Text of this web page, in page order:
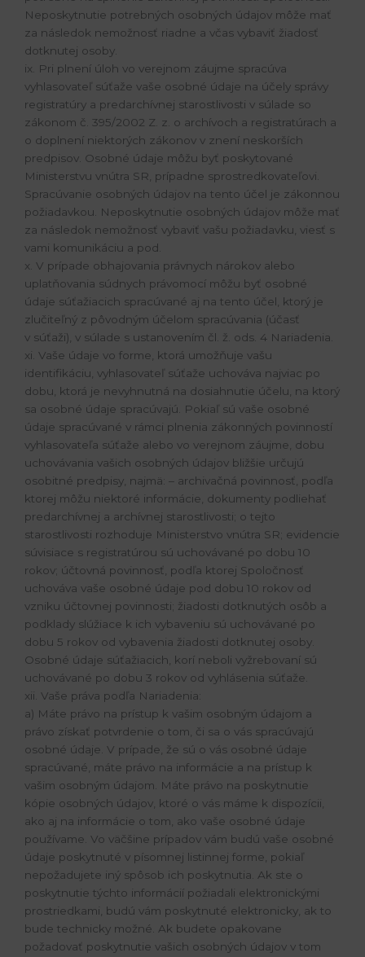
Neposkytnutie potrebných osobných údajov môže mať
za následok nemožnosť riadne a včas vybaviť žiadosť
dotknutej osoby.
ix. Pri plnení úloh vo verejnom záujme spracúva
vyhlasovateľ súťaže vaše osobné údaje na účely správy
registratúry a predarchívnej starostlivosti v súlade so
zákonom č. 395/2002 Z. z. o archívoch a registratúrach a
o doplnení niektorých zákonov v znení neskorších
predpisov. Osobné údaje môžu byť poskytované
Ministerstvu vnútra SR, prípadne sprostredkovateľovi.
Spracúvanie osobných údajov na tento účel je zákonnou
požiadavkou. Neposkytnutie osobných údajov môže mať
za následok nemožnosť vybaviť vašu požiadavku, viesť s
vami komunikáciu a pod.
x. V prípade obhajovania právnych nárokov alebo
uplatňovania súdnych právomocí môžu byť osobné
údaje súťažiacich spracúvané aj na tento účel, ktorý je
zlučiteľný z pôvodným účelom spracúvania (účasť
v súťaži), v súlade s ustanovením čl. ž. ods. 4 Nariadenia.
xi. Vaše údaje vo forme, ktorá umožňuje vašu
identifikáciu, vyhlasovateľ súťaže uchováva najviac po
dobu, ktorá je nevyhnutná na dosiahnutie účelu, na ktorý
sa osobné údaje spracúvajú. Pokiaľ sú vaše osobné
údaje spracúvané v rámci plnenia zákonných povinností
vyhlasovateľa súťaže alebo vo verejnom záujme, dobu
uchovávania vašich osobných údajov bližšie určujú
osobitné predpisy, najmä: – archivačná povinnosť, podľa
ktorej môžu niektoré informácie, dokumenty podliehať
predarchívnej a archívnej starostlivosti; o tejto
starostlivosti rozhoduje Ministerstvo vnútra SR; evidencie
súvisiace s registratúrou sú uchovávané po dobu 10
rokov; účtovná povinnosť, podľa ktorej Spoločnosť
uchováva vaše osobné údaje pod dobu 10 rokov od
vzniku účtovnej povinnosti; žiadosti dotknutých osôb a
podklady slúžiace k ich vybaveniu sú uchovávané po
dobu 5 rokov od vybavenia žiadosti dotknutej osoby.
Osobné údaje súťažiacich, korí neboli vyžrebovaní sú
uchovávané po dobu 3 rokov od vyhlásenia súťaže.
xii. Vaše práva podľa Nariadenia:
a) Máte právo na prístup k vašim osobným údajom a
právo získať potvrdenie o tom, či sa o vás spracúvajú
osobné údaje. V prípade, že sú o vás osobné údaje
spracúvané, máte právo na informácie a na prístup k
vašim osobným údajom. Máte právo na poskytnutie
kópie osobných údajov, ktoré o vás máme k dispozícii,
ako aj na informácie o tom, ako vaše osobné údaje
používame. Vo väčšine prípadov vám budú vaše osobné
údaje poskytnuté v písomnej listinnej forme, pokiaľ
nepožadujete iný spôsob ich poskytnutia. Ak ste o
poskytnutie týchto informácií požiadali elektronickými
prostriedkami, budú vám poskytnuté elektronicky, ak to
bude technicky možné. Ak budete opakovane
požadovať poskytnutie vašich osobných údajov v tom